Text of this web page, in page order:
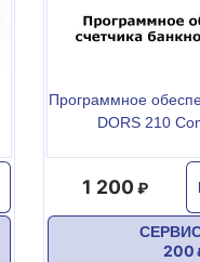
Программное
DORS 210
1 200
200